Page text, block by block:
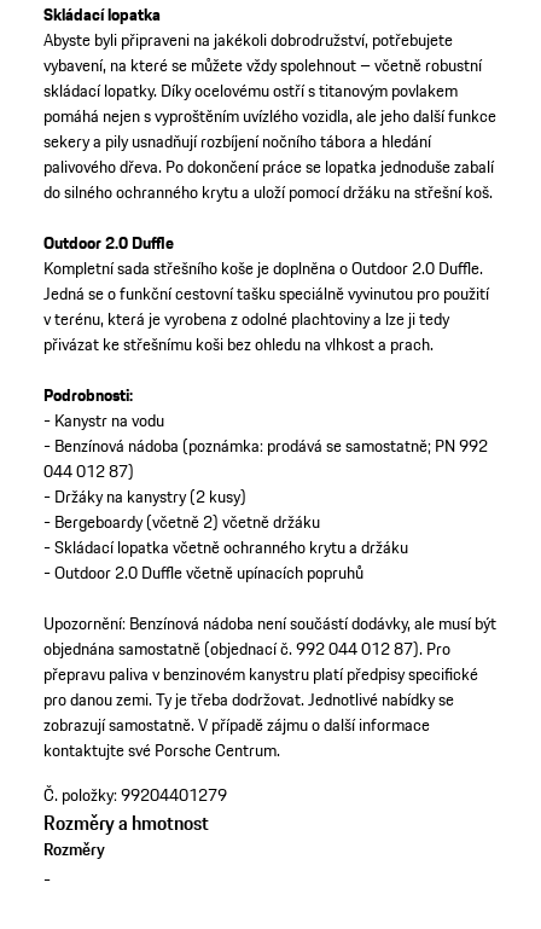
Skládací lopatka
Abyste byli připraveni na jakékoli dobrodružství, potřebujete
vybavení, na které se můžete vždy spolehnout – včetně robustní
skládací lopatky. Díky ocelovému ostří s titanovým povlakem
pomáhá nejen s vyproštěním uvízlého vozidla, ale jeho další funkce
sekery a pily usnadňují rozbíjení nočního tábora a hledání
palivového dřeva. Po dokončení práce se lopatka jednoduše zabalí
do silného ochranného krytu a uloží pomocí držáku na střešní koš.
Outdoor 2.0 Duffle
Kompletní sada střešního koše je doplněna o Outdoor 2.0 Duffle.
Jedná se o funkční cestovní tašku speciálně vyvinutou pro použití
v terénu, která je vyrobena z odolné plachtoviny a lze ji tedy
přivázat ke střešnímu koši bez ohledu na vlhkost a prach.
Podrobnosti:
- Kanystr na vodu
- Benzínová nádoba (poznámka: prodává se samostatně; PN 992
044 012 87)
- Držáky na kanystry (2 kusy)
- Bergeboardy (včetně 2) včetně držáku
- Skládací lopatka včetně ochranného krytu a držáku
- Outdoor 2.0 Duffle včetně upínacích popruhů
Upozornění: Benzínová nádoba není součástí dodávky, ale musí být
objednána samostatně (objednací č. 992 044 012 87). Pro
přepravu paliva v benzinovém kanystru platí předpisy specifické
pro danou zemi. Ty je třeba dodržovat. Jednotlivé nabídky se
zobrazují samostatně. V případě zájmu o další informace
kontaktujte své Porsche Centrum.
Č. položky:99204401279
Rozměry a hmotnost
Rozměry
-